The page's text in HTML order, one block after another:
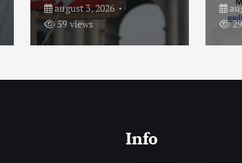
august 2, 2026
29 views
Info